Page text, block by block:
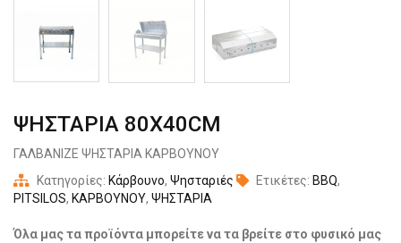
ΨΗΣΤΑΡΙΑ 80X40CM
ΓΑΛΒΑΝΙΖΕ ΨΗΣΤΑΡΙΑ ΚΑΡΒΟΥΝΟΥ
Κατηγορίες: Κάρβουνο, Ψησταριές Ετικέτες: BBQ,
PITSILOS, ΚΑΡΒΟΥΝΟΥ, ΨΗΣΤΑΡΙΑ
Όλα μας τα προϊόντα μπορείτε να τα βρείτε στο φυσικό μας